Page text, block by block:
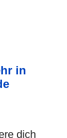
in
dich